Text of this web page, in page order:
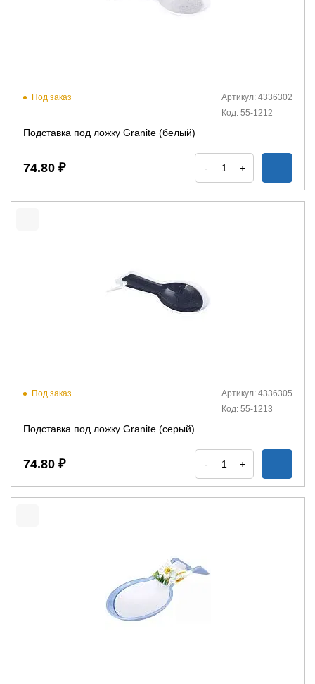
Под заказ
Артикул: 4336302
Код: 55-1212
Подставка под ложку Granite (белый)
74.80 ₽ - +
Под заказ
Артикул: 4336305
Код: 55-1213
Подставка под ложку Granite (серый)
74.80 ₽ - +